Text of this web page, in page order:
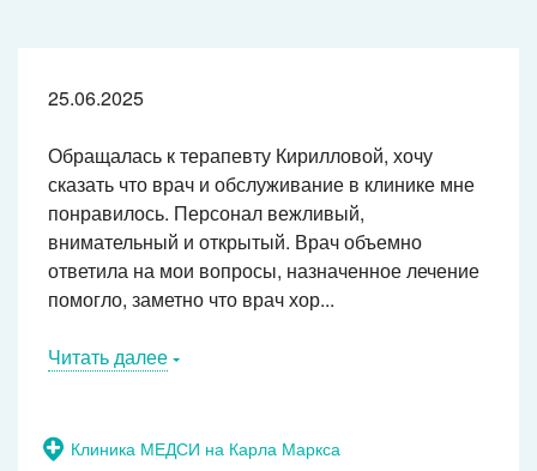
Клиника МЕДСИ на Карла Маркса
25.06.2025
Обращалась к терапевту Кирилловой, хочу
сказать что врач и обслуживание в клинике мне
понравилось. Персонал вежливый,
внимательный и открытый. Врач объемно
ответила на мои вопросы, назначенное лечение
помогло, заметно что врач хор...
Читать далее